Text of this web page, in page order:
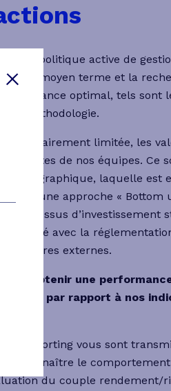
une politique active de
à moyen terme et la
optimal, tels sont
méthodologie.
volontairement limitée, les
fortes de nos équipes. Ce
géographique, laquelle est
par une approche « Bottom
processus d’investissement
avec la
externes.
: obtenir une
par rapport à nos
de reporting vous sont
connaître le
du couple rendement/